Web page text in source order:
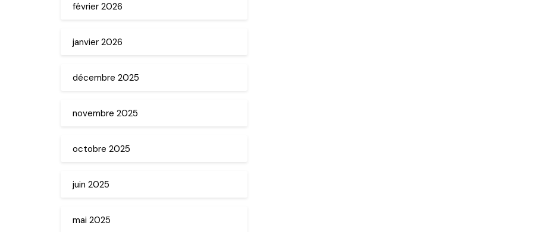
février 2026
janvier 2026
décembre 2025
novembre 2025
octobre 2025
juin 2025
mai 2025